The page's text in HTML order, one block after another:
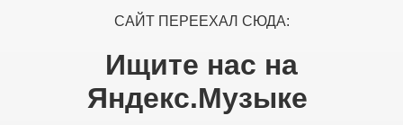
САЙТ ПЕРЕЕХАЛ СЮДА:
Ищите нас на
Яндекс.Музыке